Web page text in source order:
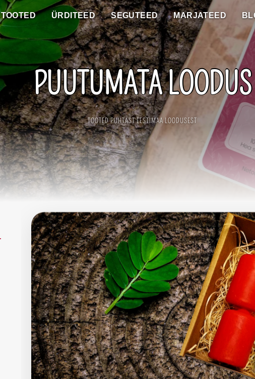
TOOTED ÜRDITEED SEGUTEED MARJATEED
PUUTUMATA LOODUS
TOOTED PUHTAST EESTIMAA LOODUSEST